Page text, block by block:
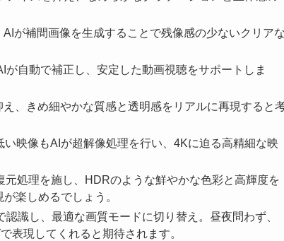
が補間画像を生成することで残像感の少ないクリア
が自動で補正し、安定した動画視聴をサポートしま
、きめ細やかな質感と透明感をリアルに再現すると
映像もAIが超解像処理を行い、4Kに迫る高精細な映
元処理を施し、HDRのような鮮やかな色彩と高輝度を
楽しめるでしょう。
識し、最適な画質モードに切り替え。昼夜問わず、
表現してくれると期待されます。